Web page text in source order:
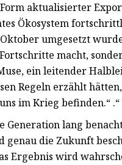
aktualisierter
Ökosystem
umgesetzt
macht,
ein leitender
Regeln erzählt
im Krieg befinden.“ .“
lang
genau die Zukunft
Ergebnis wird